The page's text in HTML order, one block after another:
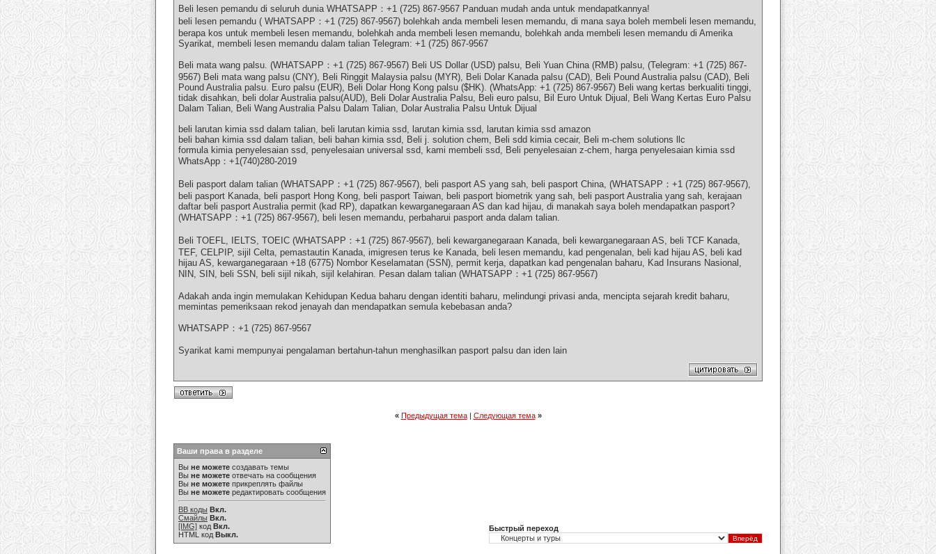
Beli lesen pemandu di seluruh dunia WHATSAPP：+1 (725) 867-9567 Panduan mudah anda untuk mendapatkannya!
beli lesen pemandu ( WHATSAPP：+1 (725) 867-9567) bolehkah anda membeli lesen memandu, di mana saya boleh membeli lesen memandu,
berapa kos untuk membeli lesen memandu, bolehkah anda membeli lesen memandu, bolehkah anda membeli lesen memandu di Amerika
Syarikat, membeli lesen memandu dalam talian Telegram: +1 (725) 867-9567
Beli mata wang palsu. (WHATSAPP：+1 (725) 867-9567) Beli US Dollar (USD) palsu, Beli Yuan China (RMB) palsu, (Telegram: +1 (725) 867-
9567) Beli mata wang palsu (CNY), Beli Ringgit Malaysia palsu (MYR), Beli Dolar Kanada palsu (CAD), Beli Pound Australia palsu (CAD), Beli
Pound Australia palsu. Euro palsu (EUR), Beli Dolar Hong Kong palsu ($HK). (WhatsApp: +1 (725) 867-9567) Beli wang kertas berkualiti tinggi,
tidak disahkan, beli dolar Australia palsu(AUD), Beli Dolar Australia Palsu, Beli euro palsu, Bil Euro Untuk Dijual, Beli Wang Kertas Euro Palsu
Dalam Talian, Beli Wang Australia Palsu Dalam Talian, Dolar Australia Palsu Untuk Dijual
beli larutan kimia ssd dalam talian, beli larutan kimia ssd, larutan kimia ssd, larutan kimia ssd amazon
beli bahan kimia ssd dalam talian, beli bahan kimia ssd, Beli j. solution chem, Beli sdd kimia cecair, Beli m-chem solutions llc
formula kimia penyelesaian ssd, penyelesaian universal ssd, kami membeli ssd, Beli penyelesaian z-chem, harga penyelesaian kimia ssd
WhatsApp：+1(740)280-2019
Beli pasport dalam talian (WHATSAPP：+1 (725) 867-9567), beli pasport AS yang sah, beli pasport China, (WHATSAPP：+1 (725) 867-9567),
beli pasport Kanada, beli pasport Hong Kong, beli pasport Taiwan, beli pasport biometrik yang sah, beli pasport Australia yang sah, kerajaan
daftar beli pasport Australia permit (kad RP), dapatkan kewarganegaraan AS dan kad hijau, di manakah saya boleh mendapatkan pasport?
(WHATSAPP：+1 (725) 867-9567), beli lesen memandu, perbaharui pasport anda dalam talian.
Beli TOEFL, IELTS, TOEIC (WHATSAPP：+1 (725) 867-9567), beli kewarganegaraan Kanada, beli kewarganegaraan AS, beli TCF Kanada,
TEF, CELPIP, sijil Celta, pemastautin Kanada, imigresen terus ke Kanada, beli lesen memandu, kad pengenalan, beli kad hijau AS, beli kad
hijau AS, kewarganegaraan +18 (6775) Nombor Keselamatan (SSN), permit kerja, dapatkan kad pengenalan baharu, Kad Insurans Nasional,
NIN, SIN, beli SSN, beli sijil nikah, sijil kelahiran. Pesan dalam talian (WHATSAPP：+1 (725) 867-9567)
Adakah anda ingin memulakan Kehidupan Kedua baharu dengan identiti baharu, melindungi privasi anda, mencipta sejarah kredit baharu,
memintas pemeriksaan rekod jenayah dan mendapatkan semula kebebasan anda?
WHATSAPP：+1 (725) 867-9567
Syarikat kami mempunyai pengalaman bertahun-tahun menghasilkan pasport palsu dan iden lain
« Предыдущая тема| Следующая тема »
Ваши права в разделе
Вы не можете создавать темы
Вы не можете отвечать на сообщения
Вы не можете прикреплять файлы
Вы не можете редактировать сообщения
BB коды Вкл.
Смайлы Вкл.
[IMG] код Вкл.
HTML код Выкл.
Быстрый переход